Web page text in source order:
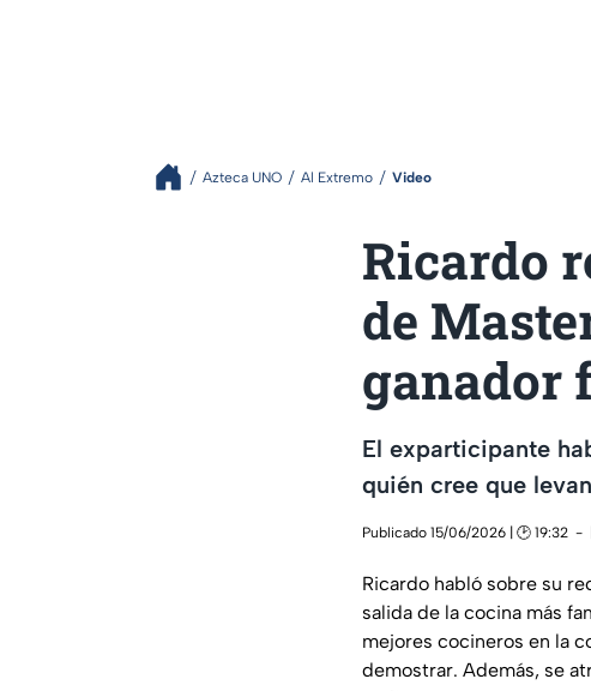
Azteca UNO Al Extremo Video
Ricardo
de
ganador
El exparticipante
quién cree que
Publicado 15/06/2026 | 🕑 19:32
Ricardo habló sobre su
salida de la cocina más
mejores cocineros en la
demostrar. Además, se